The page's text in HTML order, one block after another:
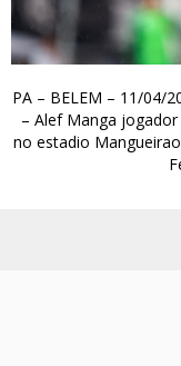
PA – BELEM – 11/04/
– Alef Manga
no estadio